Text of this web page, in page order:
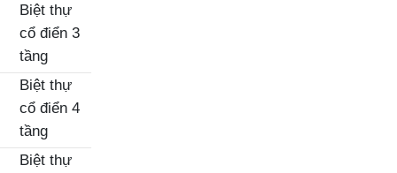
Biệt thự
cổ điển 3
tầng
Biệt thự
cổ điển 4
tầng
Biệt thự